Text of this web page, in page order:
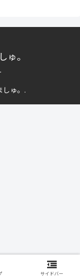
ゅ。
ゅ。.
サイドバー